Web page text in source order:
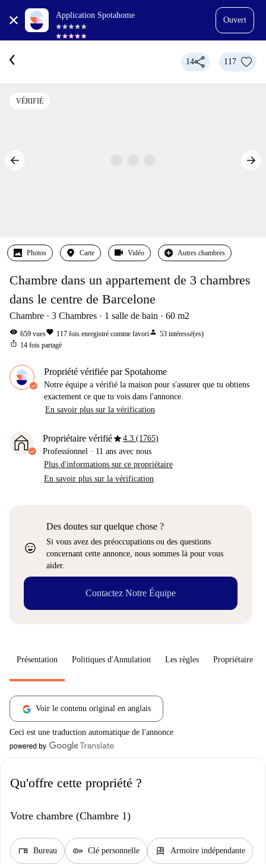
Application Spotahome
Ouvert
14 117
VÉRIFIÉ
Photos Carte Vidéo Autres chambres
Chambre dans un appartement de 3 chambres
dans le centre de Barcelone
Chambre 3 Chambres 1 salle de bain 60 m2
visibility 659 vuesfavorite 117 fois enregistré comme favoriperson 53 intéressé(es)
ios_share 14 fois partagé
Propriété vérifiée par Spotahome
Notre équipe a vérifié la maison pour s'assurer que tu obtiens
exactement ce que tu vois dans l'annonce.
En savoir plus sur la vérification
Propriétaire vérifiéstar4.3 (1765)
Professionnel · 11 ans avec nous
Plus d'informations sur ce propriétaire
En savoir plus sur la vérification
sentiment_very_satisfied
Des doutes sur quelque chose ?
Si vous avez des préoccupations ou des questions
concernant cette annonce, nous sommes là pour vous
aider.
Contactez Notre Équipe
Présentation Politiques d'Annulation Les règles Propriétaire
Voir le contenu original en anglais
Ceci est une traduction automatique de l'annonce
Qu'offre cette propriété ?
Votre chambre (Chambre 1)
desk Bureau key Clé personnelle dresser Armoire indépendante